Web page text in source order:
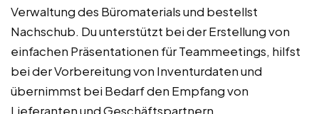
Verwaltung des Büromaterials und bestellst
Nachschub. Du unterstützt bei der Erstellung von
einfachen Präsentationen für Teammeetings, hilfst
bei der Vorbereitung von Inventurdaten und
übernimmst bei Bedarf den Empfang von
Lieferanten und Geschäftspartnern.